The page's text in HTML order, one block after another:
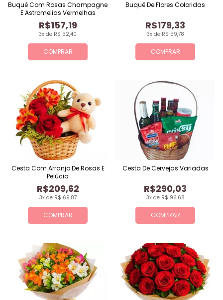
COMPRAR
3x de R$ 52,40
R$157,19
Buquê Com Rosas Champagne
E Astromelias Vermelhas
COMPRAR
3x de R$ 59,78
R$179,33
Buquê De Flores Coloridas
COMPRAR
3x de R$ 69,87
R$209,62
Cesta Com Arranjo De Rosas E
Pelúcia
COMPRAR
3x de R$ 96,68
R$290,03
Cesta De Cervejas Variadas